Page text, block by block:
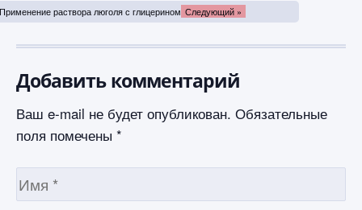
раствора люголя с глицерином Следующий »
Добавить комментарий
Ваш e-mail не будет опубликован. Обязательные
поля помечены *